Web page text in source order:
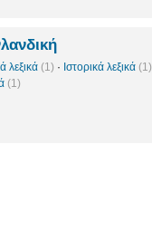
λεξικά (1) · Ιστορικά λεξικά (1)
(1)